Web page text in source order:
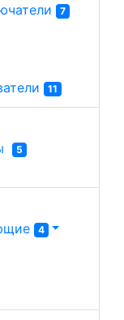
7
11
5
4